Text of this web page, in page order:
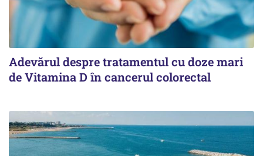
Adevărul despre tratamentul cu doze mari
de Vitamina D în cancerul colorectal